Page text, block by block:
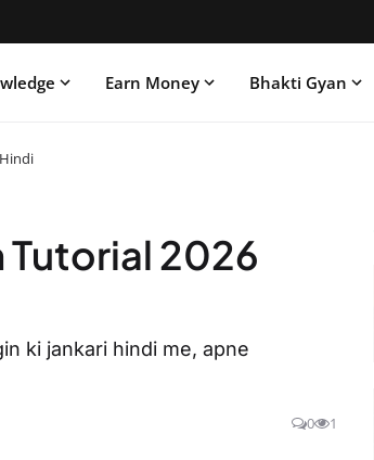
Earn Money Bhakti Gyan
Tutorial 2026
ki jankari hindi me, apne
0 1